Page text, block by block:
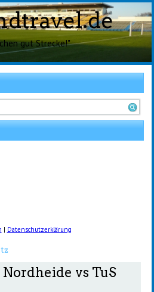
gut Strecke!"
| Datenschutzerklärung
Nordheide vs TuS